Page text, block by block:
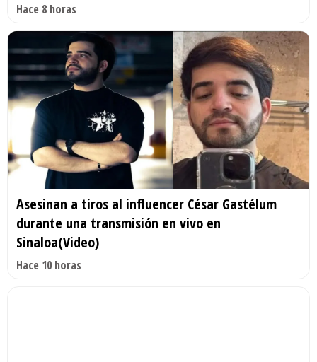
Hace 8 horas
Asesinan a tiros al influencer César Gastélum
durante una transmisión en vivo en
Sinaloa(Video)
Hace 10 horas